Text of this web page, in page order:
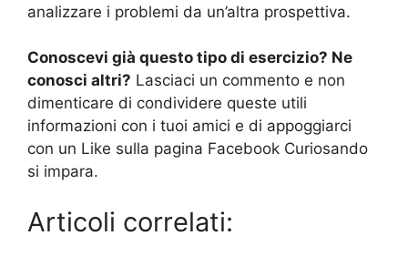
analizzare i problemi da un’altra prospettiva.
Conoscevi già questo tipo di esercizio? Ne
conosci altri? Lasciaci un commento e non
dimenticare di condividere queste utili
informazioni con i tuoi amici e di appoggiarci
con un Like sulla pagina Facebook Curiosando
si impara.
Articoli correlati: